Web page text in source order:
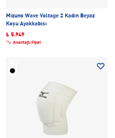
Mizuno Wave Voltage 2 Kadın Beyaz
Koşu Ayakkabısı
₺ 5.949
Avantajlı Fiyat